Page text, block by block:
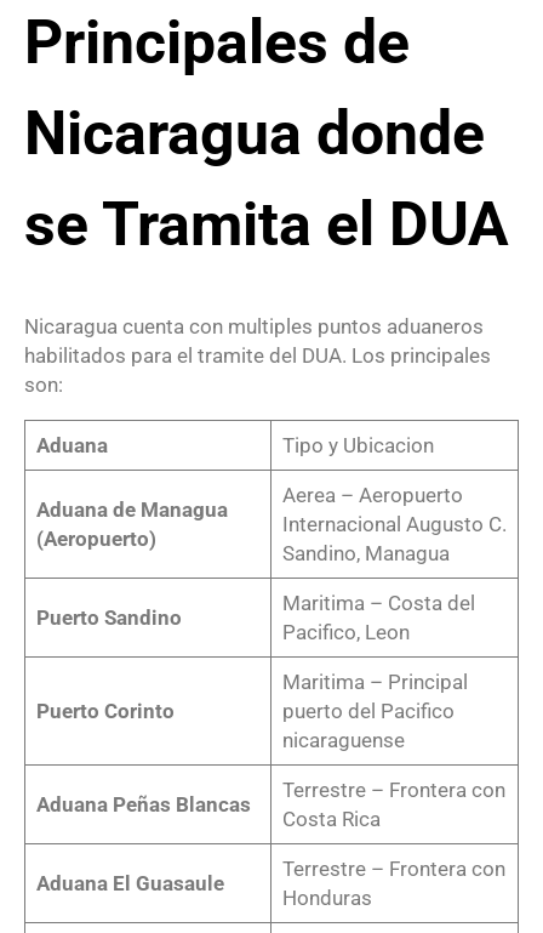
Principales de
Nicaragua donde
se Tramita el DUA
Nicaragua cuenta con multiples puntos aduaneros
habilitados para el tramite del DUA. Los principales
son:
Aduana Tipo y Ubicacion
Aduana de Managua
(Aeropuerto)
Aerea – Aeropuerto
Internacional Augusto C.
Sandino, Managua
Puerto Sandino
Maritima – Costa del
Pacifico, Leon
Puerto Corinto
Maritima – Principal
puerto del Pacifico
nicaraguense
Aduana Peñas Blancas
Terrestre – Frontera con
Costa Rica
Aduana El Guasaule
Terrestre – Frontera con
Honduras